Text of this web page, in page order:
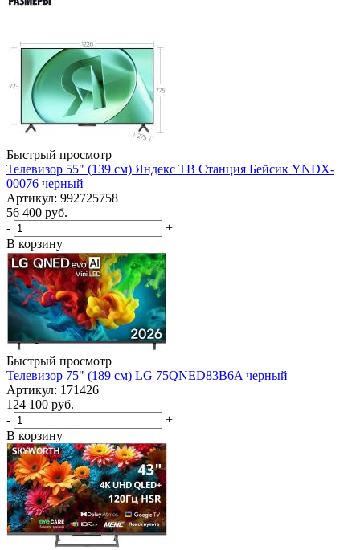
Быстрый просмотр
Телевизор 55" (139 см) Яндекс ТВ Станция Бейсик YNDX-
00076 черный
Артикул: 992725758
56 400 руб.
-
+
В корзину
Быстрый просмотр
Телевизор 75" (189 см) LG 75QNED83B6A черный
Артикул: 171426
124 100 руб.
-
+
В корзину